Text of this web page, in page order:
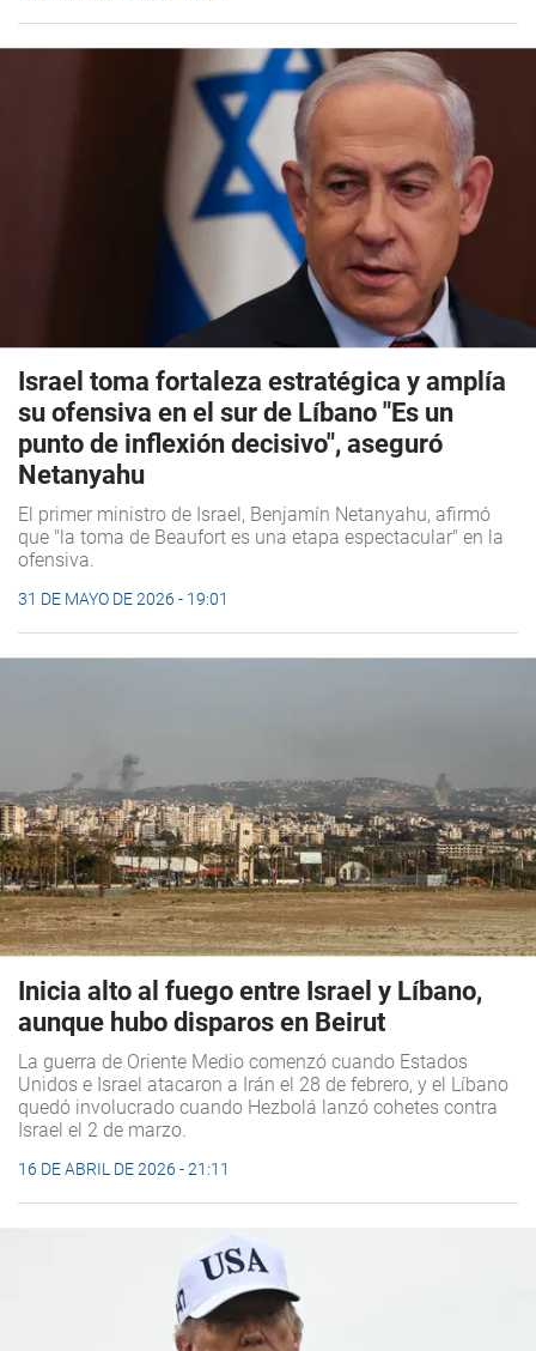
Israel toma fortaleza estratégica y amplía
su ofensiva en el sur de Líbano "Es un
punto de inflexión decisivo", aseguró
Netanyahu
El primer ministro de Israel, Benjamín Netanyahu, afirmó
que "la toma de Beaufort es una etapa espectacular" en la
ofensiva.
31 DE MAYO DE 2026 - 19:01
Inicia alto al fuego entre Israel y Líbano,
aunque hubo disparos en Beirut
La guerra de Oriente Medio comenzó cuando Estados
Unidos e Israel atacaron a Irán el 28 de febrero, y el Líbano
quedó involucrado cuando Hezbolá lanzó cohetes contra
Israel el 2 de marzo.
16 DE ABRIL DE 2026 - 21:11